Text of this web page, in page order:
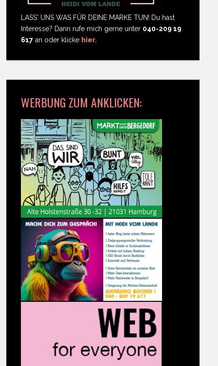
LASS' UNS WAS FÜR DEINE MARKE TUN! Du hast
Interesse? Dann rufe mich gerne unter 040-209 19
617 an oder klicke hier.
WERBUNG ZUM ANKLICKEN: